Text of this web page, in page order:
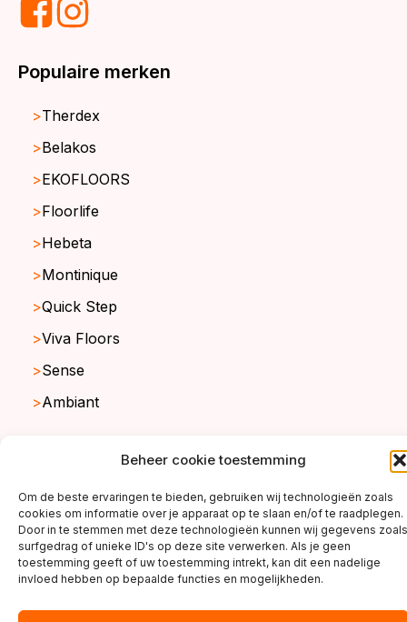
Beheer cookie toestemming
Om de beste ervaringen te bieden, gebruiken wij technologieën zoals
cookies om informatie over je apparaat op te slaan en/of te raadplegen.
Door in te stemmen met deze technologieën kunnen wij gegevens zoals
surfgedrag of unieke ID's op deze site verwerken. Als je geen
toestemming geeft of uw toestemming intrekt, kan dit een nadelige
invloed hebben op bepaalde functies en mogelijkheden.
Populaire merken
Therdex
Belakos
EKOFLOORS
Floorlife
Hebeta
Montinique
Quick Step
Viva Floors
Sense
Ambiant